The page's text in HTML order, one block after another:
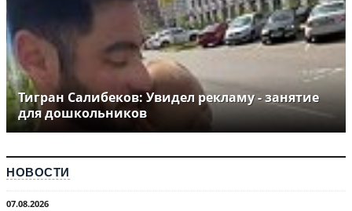
Тигран Салибеков: Увидел рекламу - занятие
для дошкольников
НОВОСТИ
07.08.2026